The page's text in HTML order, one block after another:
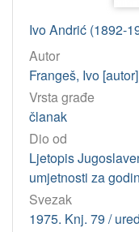
Ivo Andrić (1892-
Autor
Frangeš, Ivo [autor]
Vrsta građe
članak
Dio od
Ljetopis
umjetnosti za
Svezak
1975. Knj. 79 /